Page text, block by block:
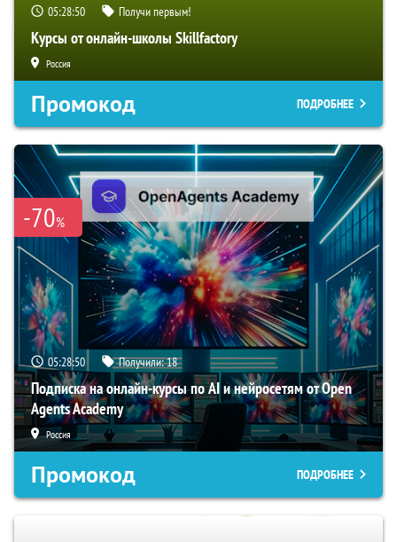
05:28:49 Получи первым!
Курсы от онлайн-школы Skillfactory
Россия
Промокод ПОДРОБНЕЕ
-70%
05:28:49 Получили:18
Подписка на онлайн-курсы по AI и нейросетям от Open
Agents Academy
Россия
Промокод ПОДРОБНЕЕ